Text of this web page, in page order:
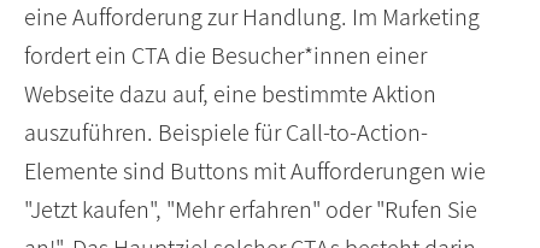
eine Aufforderung zur Handlung. Im Marketing
fordert ein CTA die Besucher*innen einer
Webseite dazu auf, eine bestimmte Aktion
auszuführen. Beispiele für Call-to-Action-
Elemente sind Buttons mit Aufforderungen wie
"Jetzt kaufen", "Mehr erfahren" oder "Rufen Sie